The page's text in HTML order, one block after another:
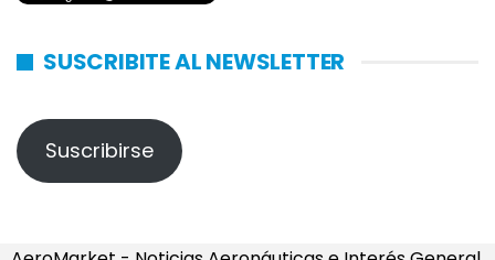
SUSCRIBITE AL NEWSLETTER
Suscribirse